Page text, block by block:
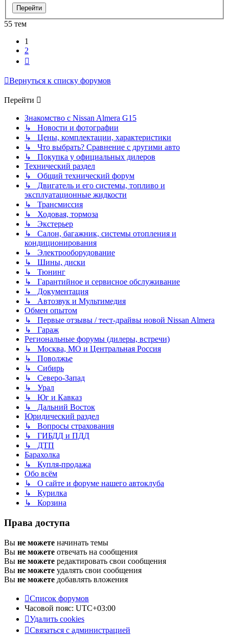
55 тем
1
2
Вернуться к списку форумов
Перейти
Знакомство с Nissan Almera G15
↳ Новости и фотографии
↳ Цены, комплектации, характеристики
↳ Что выбрать? Сравнение с другими авто
↳ Покупка у официальных дилеров
Технический раздел
↳ Общий технический форум
↳ Двигатель и его системы, топливо и
эксплуатационные жидкости
↳ Трансмиссия
↳ Ходовая, тормоза
↳ Экстерьер
↳ Салон, багажник, системы отопления и
кондиционирования
↳ Электрооборудование
↳ Шины, диски
↳ Тюнинг
↳ Гарантийное и сервисное обслуживание
↳ Документация
↳ Автозвук и Мультимедия
Обмен опытом
↳ Первые отзывы / тест-драйвы новой Nissan Almera
↳ Гараж
Региональные форумы (дилеры, встречи)
↳ Москва, МО и Центральная Россия
↳ Поволжье
↳ Сибирь
↳ Северо-Запад
↳ Урал
↳ Юг и Кавказ
↳ Дальний Восток
Юридический раздел
↳ Вопросы страхования
↳ ГИБДД и ПДД
↳ ДТП
Барахолка
↳ Купля-продажа
Обо всём
↳ О сайте и форуме нашего автоклуба
↳ Курилка
↳ Корзина
Права доступа
Вы не можете начинать темы
Вы не можете отвечать на сообщения
Вы не можете редактировать свои сообщения
Вы не можете удалять свои сообщения
Вы не можете добавлять вложения
Список форумов
Часовой пояс: UTC+03:00
Удалить cookies
Связаться с администрацией